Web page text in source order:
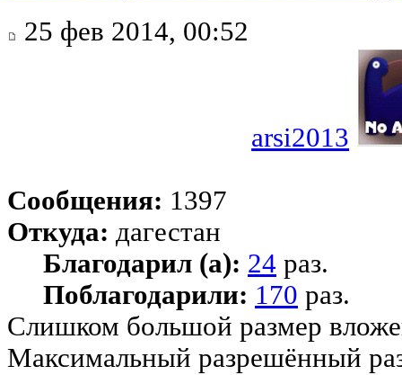
25 фев 2014, 00:52
arsi2013
Сообщения: 1397
Откуда: дагестан
Благодарил (а): 24 раз.
Поблагодарили: 170 раз.
Слишком большой размер
Максимальный разрешённый